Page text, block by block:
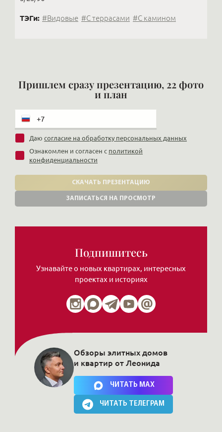
ТЭГи: #Видовые #С террасами #С камином
Пришлем сразу презентацию, 22 фото
и план
Даю согласие на обработку персональных данных
Ознакомлен и согласен с политикой
конфиденциальности
СКАЧАТЬ ПРЕЗЕНТАЦИЮ
ЗАПИСАТЬСЯ НА ПРОСМОТР
Подпишитесь
Узнавайте о новых квартирах, интересных
проектах и историях
Нажимая на кнопку, Вы соглашаетесь c политикой сайта
Обзоры элитных домов
и квартир от Леонида
ЧИТАТЬ MAX
ЧИТАТЬ ТЕЛЕГРАМ